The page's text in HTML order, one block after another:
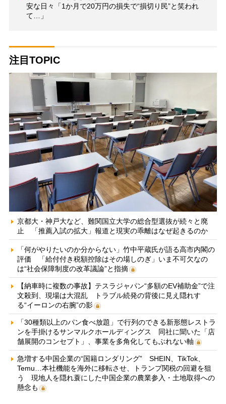
安な日々「1か月で20万円の損失で“損切り民”と笑われ
て…」
注目TOPIC
京都大・神戸大など、難関国立大学の総合型選抜が続々と廃
止 「推薦入試の拡大」報道と現実の乖離はなぜ起きるのか
「何がやりたいのか分からない」竹中平蔵氏が語る高市内閣の
評価 「給付付き税額控除はその場しのぎ」いま不可欠なの
は“社会保障制度の改革議論”と指摘
【納車時に複数の事故】テスラジャパン“多額のEV補助金”で注
文殺到、現場は大混乱 トラブル続発の背後に見え隠れす
る“イーロンの右腕”の影
「30種類以上のパン食べ放題」で行列のできる新形態レストラ
ンを手掛けるサンマルクホールディングス 同社に聞いた「店
舗展開のコンセプト」、事業を多角化してもぶれない軸
急増する中国企業の“国籍ロンダリング” SHEIN、TikTok、
Temu…本社機能を海外に移転させ、トランプ関税の回避を狙
う 現地人を隠れ蓑にした中国企業の農業参入・土地取得への
懸念も